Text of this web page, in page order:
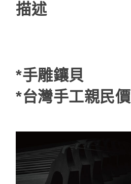
描述
*手雕鑲貝
*台灣手工親民價